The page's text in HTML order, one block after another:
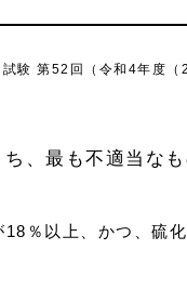
験 第52回（令和4年度
、最も不適当なも
％以上、かつ、硫